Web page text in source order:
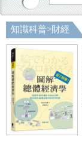
知識科普>財經